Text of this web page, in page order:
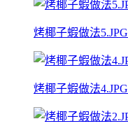
烤椰子蝦做法5.JPG
烤椰子蝦做法4.JPG